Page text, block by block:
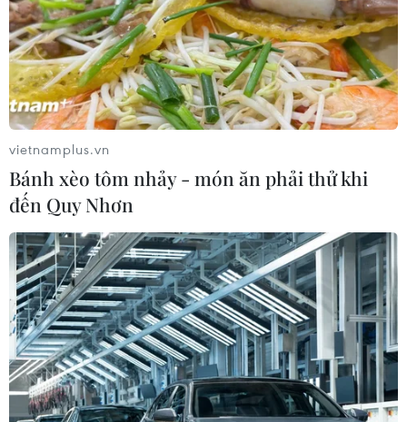
vietnamplus.vn
Bánh xèo tôm nhảy - món ăn phải thử khi
đến Quy Nhơn